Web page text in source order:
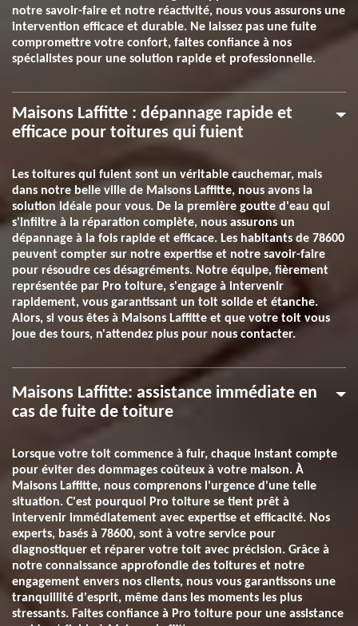
notre savoir-faire et notre réactivité, nous vous assurons une
intervention efficace et durable. Ne laissez pas une fuite
compromettre votre confort, faites confiance à nos
spécialistes pour une solution rapide et professionnelle.
Maisons Laffitte : dépannage rapide et
efficace pour toitures qui fuient
Les toitures qui fuient sont un véritable cauchemar, mais
dans notre belle ville de Maisons Laffitte, nous avons la
solution idéale pour vous. De la première goutte d'eau qui
s'infiltre à la réparation complète, nous assurons un
dépannage à la fois rapide et efficace. Les habitants de 78600
peuvent compter sur notre expertise et notre savoir-faire
pour résoudre ces désagréments. Notre équipe, fièrement
représentée par Pro toiture, s'engage à intervenir
rapidement, vous garantissant un toit solide et étanche.
Alors, si vous êtes à Maisons Laffitte et que votre toit vous
joue des tours, n'attendez plus pour nous contacter.
Maisons Laffitte: assistance immédiate en
cas de fuite de toiture
Lorsque votre toit commence à fuir, chaque instant compte
pour éviter des dommages coûteux à votre maison. À
Maisons Laffitte, nous comprenons l'urgence d'une telle
situation. C'est pourquoi Pro toiture se tient prêt à
intervenir immédiatement avec expertise et efficacité. Nos
experts, basés à 78600, sont à votre service pour
diagnostiquer et réparer votre toit avec précision. Grâce à
notre connaissance approfondie des toitures et notre
engagement envers nos clients, nous vous garantissons une
tranquillité d'esprit, même dans les moments les plus
stressants. Faites confiance à Pro toiture pour une assistance